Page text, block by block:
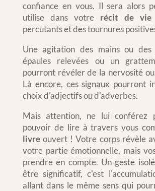
confiance en vous. Il sera alors
utilise dans votre récit de
percutants et des tournures
Une agitation des mains ou des
épaules relevées ou un
pourront révéler de la nervosité
Là encore, ces signaux pourront
choix d'adjectifs ou d'adverbes.
Mais attention, ne lui conférez
pouvoir de lire à travers vous
livreouvert ! Votre corps révèle
votre partie émotionnelle, mais
prendre en compte. Un geste
être significatif, c'est
allant dans le même sens qui